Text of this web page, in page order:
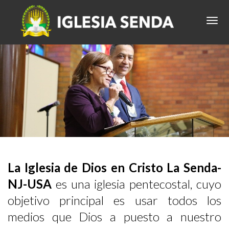
La Iglesia de Dios en Cristo La Senda-
NJ-USA es una iglesia pentecostal, cuyo
objetivo principal es usar todos los
medios que Dios a puesto a nuestro